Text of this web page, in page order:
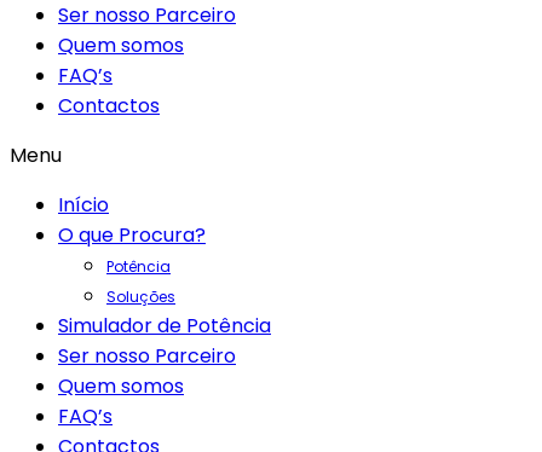
Ser nosso Parceiro
Quem somos
FAQ’s
Contactos
Menu
Início
O que Procura?
Potência
Soluções
Simulador de Potência
Ser nosso Parceiro
Quem somos
FAQ’s